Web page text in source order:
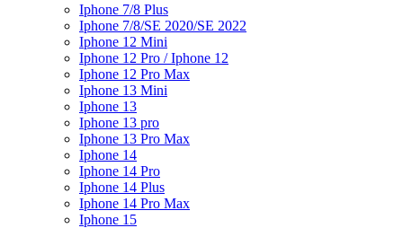
Iphone 7/8 Plus
Iphone 7/8/SE 2020/SE 2022
Iphone 12 Mini
Iphone 12 Pro / Iphone 12
Iphone 12 Pro Max
Iphone 13 Mini
Iphone 13
Iphone 13 pro
Iphone 13 Pro Max
Iphone 14
Iphone 14 Pro
Iphone 14 Plus
Iphone 14 Pro Max
Iphone 15